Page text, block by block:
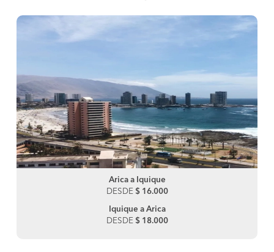
Arica a Iquique
DESDE $ 16.000
Iquique a Arica
DESDE $ 18.000